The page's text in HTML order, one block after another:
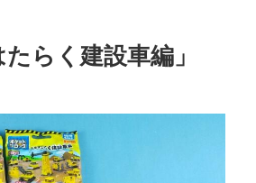
らく建設車編」